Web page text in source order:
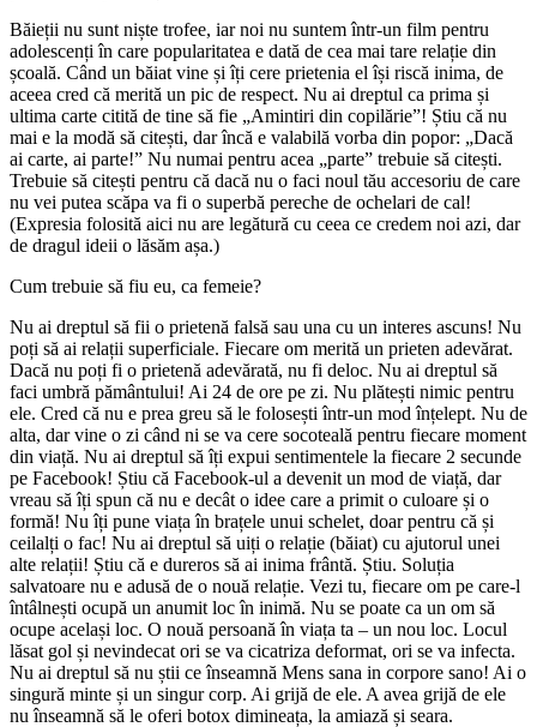
Băieții nu sunt niște trofee, iar noi nu suntem într-un film pentru
adolescenți în care popularitatea e dată de cea mai tare relație din
școală. Când un băiat vine și îți cere prietenia el își riscă inima, de
aceea cred că merită un pic de respect. Nu ai dreptul ca prima și
ultima carte citită de tine să fie „Amintiri din copilărie”! Știu că nu
mai e la modă să citești, dar încă e valabilă vorba din popor: „Dacă
ai carte, ai parte!” Nu numai pentru acea „parte” trebuie să citești.
Trebuie să citești pentru că dacă nu o faci noul tău accesoriu de care
nu vei putea scăpa va fi o superbă pereche de ochelari de cal!
(Expresia folosită aici nu are legătură cu ceea ce credem noi azi, dar
de dragul ideii o lăsăm așa.)
Cum trebuie să fiu eu, ca femeie?
Nu ai dreptul să fii o prietenă falsă sau una cu un interes ascuns! Nu
poți să ai relații superficiale. Fiecare om merită un prieten adevărat.
Dacă nu poți fi o prietenă adevărată, nu fi deloc. Nu ai dreptul să
faci umbră pământului! Ai 24 de ore pe zi. Nu plătești nimic pentru
ele. Cred că nu e prea greu să le folosești într-un mod înțelept. Nu de
alta, dar vine o zi când ni se va cere socoteală pentru fiecare moment
din viață. Nu ai dreptul să îți expui sentimentele la fiecare 2 secunde
pe Facebook! Știu că Facebook-ul a devenit un mod de viață, dar
vreau să îți spun că nu e decât o idee care a primit o culoare și o
formă! Nu îți pune viața în brațele unui schelet, doar pentru că și
ceilalți o fac! Nu ai dreptul să uiți o relație (băiat) cu ajutorul unei
alte relații! Știu că e dureros să ai inima frântă. Știu. Soluția
salvatoare nu e adusă de o nouă relație. Vezi tu, fiecare om pe care-l
întâlnești ocupă un anumit loc în inimă. Nu se poate ca un om să
ocupe același loc. O nouă persoană în viața ta – un nou loc. Locul
lăsat gol și nevindecat ori se va cicatriza deformat, ori se va infecta.
Nu ai dreptul să nu știi ce înseamnă Mens sana in corpore sano! Ai o
singură minte și un singur corp. Ai grijă de ele. A avea grijă de ele
nu înseamnă să le oferi botox dimineața, la amiază și seara.